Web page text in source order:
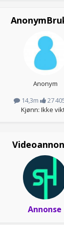
Anonym
14,3m
27
Kjønn: Ikke
Annonse